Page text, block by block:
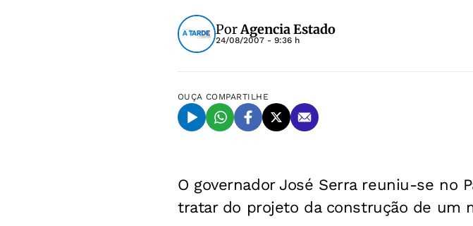
PorAgencia Estado
24/08/2007 - 9:36 h
OUÇA COMPARTILHE
O governador José Serra reuniu-se no
tratar do projeto da construção de um